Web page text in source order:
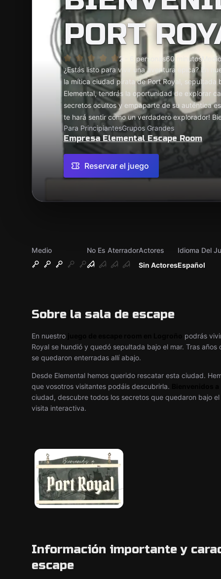
PORT
2 - 6 personas60 minutos Medio
¿Estás listo para vivir una aventura épica? En
la mítica ciudad pirata de Port Royal, sepultada
Elemental, tendrás la oportunidad de explorar
secretos ocultos y empaparte de su auténtica
te hará sentir como un verdadero explorador!
Para PrincipiantesGrupos Grandes
Empresa Elemental Escape Room
Reservar el juego
Medio
No Es Aterrador
Sin Actores
Actores
Español
Idioma Del
Sobre la sala de escape
En nuestro
podrás
Royal se hundió y quedó sepultada bajo el mar. Tras
se quedaron enterradas allí abajo.
Desde Elemental hemos querido rescatar esta ciudad.
que vosotros visitantes podáis descubrirla.
ciudad, descubre todos los secretos que quedaron bajo
visita interactiva.
Información importante y
escape